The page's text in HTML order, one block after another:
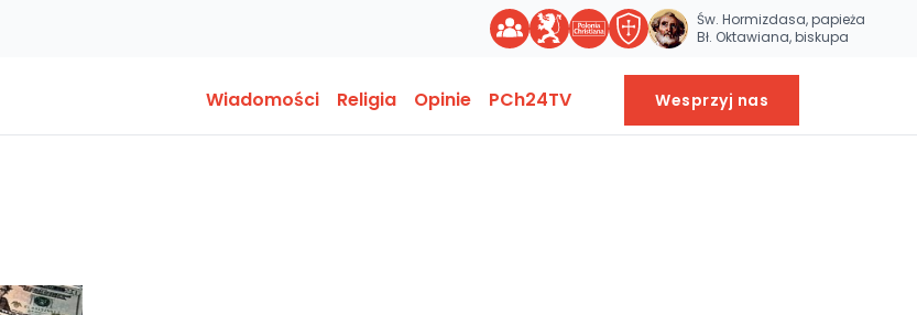
Św. Hormizdasa, papieża
Bł. Oktawiana, biskupa
Wiadomości Religia Opinie PCh24TV Wesprzyj nas